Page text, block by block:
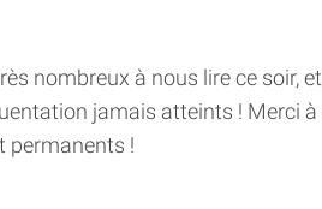
nombreux à nous lire ce soir,
jamais atteints ! Merci
permanents !